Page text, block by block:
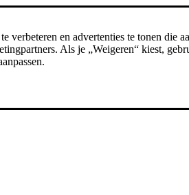
en advertenties te tonen die
Als je „Weigeren“ kiest,